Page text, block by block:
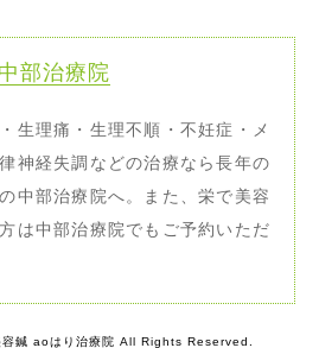
中部治療院
生理痛・生理不順・不妊症・メ
神経失調などの治療なら長年の
中部治療院へ。また、栄で美容
は中部治療院でもご予約いただ
鍼 aoはり治療院 All Rights Reserved.